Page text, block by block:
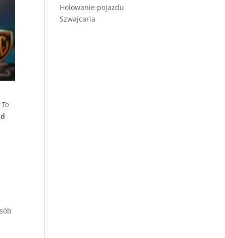
To
Holowanie pojazdu
Szwajcaria